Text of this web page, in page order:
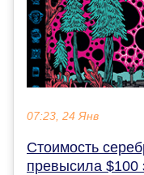
07:23, 24 Янв
Стоимость
превысила $100